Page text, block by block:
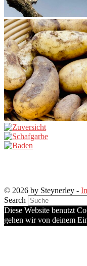
© 2026 by Steynerley -
Search
Diese Website benutzt
gehen wir von deinem